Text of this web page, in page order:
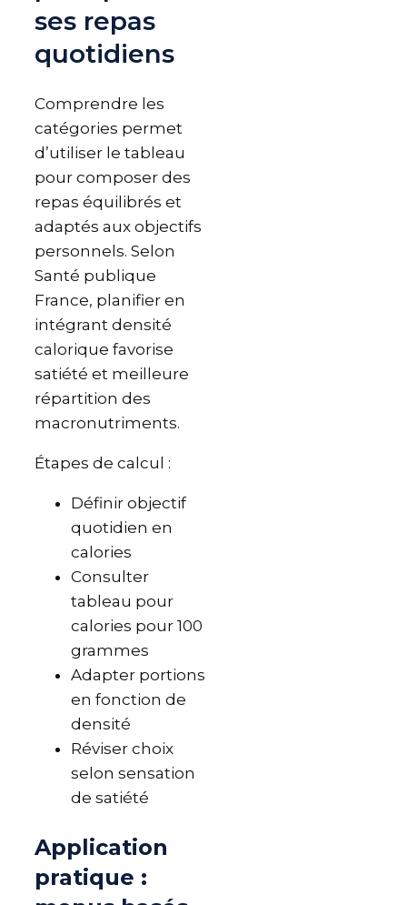
ses repas
quotidiens
Comprendre les
catégories permet
d’utiliser le tableau
pour composer des
repas équilibrés et
adaptés aux objectifs
personnels. Selon
Santé publique
France, planifier en
intégrant densité
calorique favorise
satiété et meilleure
répartition des
macronutriments.
Étapes de calcul :
Définir objectif
quotidien en
calories
Consulter
tableau pour
calories pour 100
grammes
Adapter portions
en fonction de
densité
Réviser choix
selon sensation
de satiété
Application
pratique :